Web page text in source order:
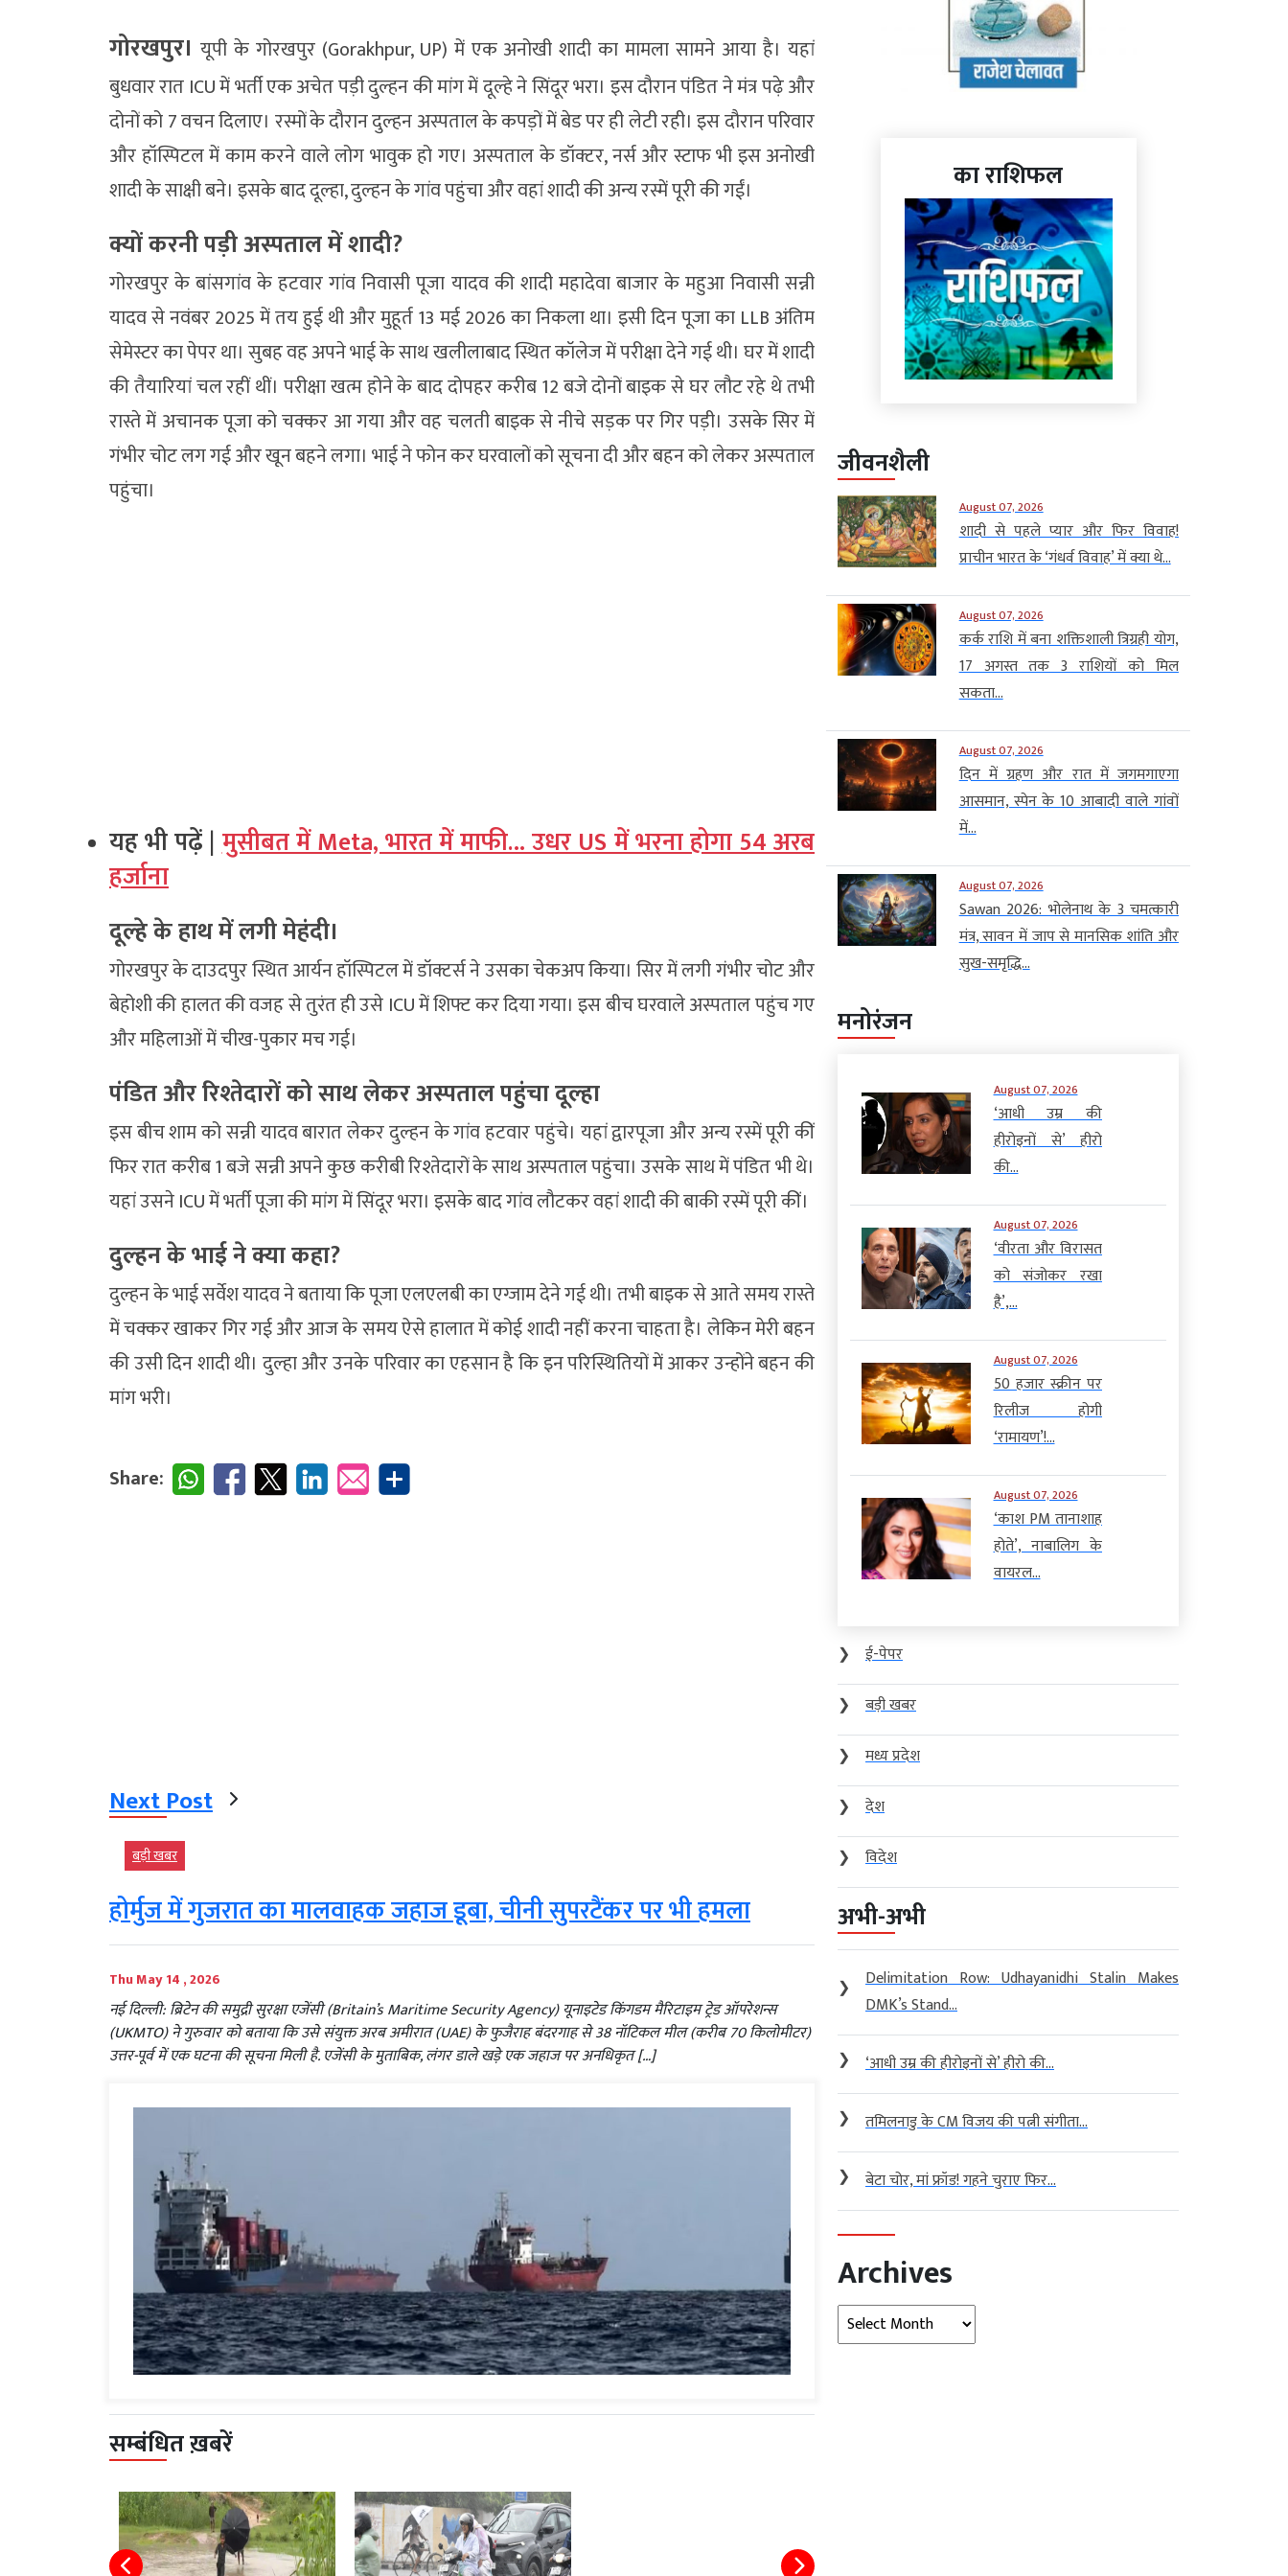
गोरखपुर। यूपी के गोरखपुर (Gorakhpur, UP) में एक अनोखी शादी का मामला सामने आया है। यहां
बुधवार रात ICU में भर्ती एक अचेत पड़ी दुल्हन की मांग में दूल्हे ने सिंदूर भरा। इस दौरान पंडित ने मंत्र पढ़े और
दोनों को 7 वचन दिलाए। रस्मों के दौरान दुल्हन अस्पताल के कपड़ों में बेड पर ही लेटी रही। इस दौरान परिवार
और हॉस्पिटल में काम करने वाले लोग भावुक हो गए। अस्पताल के डॉक्टर, नर्स और स्टाफ भी इस अनोखी
शादी के साक्षी बने। इसके बाद दूल्हा, दुल्हन के गांव पहुंचा और वहां शादी की अन्य रस्में पूरी की गईं।
क्यों करनी पड़ी अस्पताल में शादी?
गोरखपुर के बांसगांव के हटवार गांव निवासी पूजा यादव की शादी महादेवा बाजार के महुआ निवासी सन्नी
यादव से नवंबर 2025 में तय हुई थी और मुहूर्त 13 मई 2026 का निकला था। इसी दिन पूजा का LLB अंतिम
सेमेस्टर का पेपर था। सुबह वह अपने भाई के साथ खलीलाबाद स्थित कॉलेज में परीक्षा देने गई थी। घर में शादी
की तैयारियां चल रहीं थीं। परीक्षा खत्म होने के बाद दोपहर करीब 12 बजे दोनों बाइक से घर लौट रहे थे तभी
रास्ते में अचानक पूजा को चक्कर आ गया और वह चलती बाइक से नीचे सड़क पर गिर पड़ी। उसके सिर में
गंभीर चोट लग गई और खून बहने लगा। भाई ने फोन कर घरवालों को सूचना दी और बहन को लेकर अस्पताल
पहुंचा।
यह भी पढ़ें |मुसीबत में Meta, भारत में माफी… उधर US में भरना होगा 54 अरब
हर्जाना
दूल्हे के हाथ में लगी मेहंदी।
गोरखपुर के दाउदपुर स्थित आर्यन हॉस्पिटल में डॉक्टर्स ने उसका चेकअप किया। सिर में लगी गंभीर चोट और
बेहोशी की हालत की वजह से तुरंत ही उसे ICU में शिफ्ट कर दिया गया। इस बीच घरवाले अस्पताल पहुंच गए
और महिलाओं में चीख-पुकार मच गई।
पंडित और रिश्तेदारों को साथ लेकर अस्पताल पहुंचा दूल्हा
इस बीच शाम को सन्नी यादव बारात लेकर दुल्हन के गांव हटवार पहुंचे। यहां द्वारपूजा और अन्य रस्में पूरी कीं
फिर रात करीब 1 बजे सन्नी अपने कुछ करीबी रिश्तेदारों के साथ अस्पताल पहुंचा। उसके साथ में पंडित भी थे।
यहां उसने ICU में भर्ती पूजा की मांग में सिंदूर भरा। इसके बाद गांव लौटकर वहां शादी की बाकी रस्में पूरी कीं।
दुल्हन के भाई ने क्या कहा?
दुल्हन के भाई सर्वेश यादव ने बताया कि पूजा एलएलबी का एग्जाम देने गई थी। तभी बाइक से आते समय रास्ते
में चक्कर खाकर गिर गई और आज के समय ऐसे हालात में कोई शादी नहीं करना चाहता है। लेकिन मेरी बहन
की उसी दिन शादी थी। दुल्हा और उनके परिवार का एहसान है कि इन परिस्थितियों में आकर उन्होंने बहन की
मांग भरी।
Share:
Next Post
बड़ी खबर
होर्मुज में गुजरात का मालवाहक जहाज डूबा, चीनी सुपरटैंकर पर भी हमला
Thu May 14 , 2026
नई दिल्ली: ब्रिटेन की समुद्री सुरक्षा एजेंसी (Britain’s Maritime Security Agency) यूनाइटेड किंगडम मैरिटाइम ट्रेड ऑपरेशन्स
(UKMTO) ने गुरुवार को बताया कि उसे संयुक्त अरब अमीरात (UAE) के फुजैराह बंदरगाह से 38 नॉटिकल मील (करीब 70 किलोमीटर)
उत्तर-पूर्व में एक घटना की सूचना मिली है. एजेंसी के मुताबिक, लंगर डाले खड़े एक जहाज पर अनधिकृत […]
सम्बंधित ख़बरें
का राशिफल
जीवनशैली
August 07, 2026
शादी से पहले प्यार और फिर विवाह!
प्राचीन भारत के ‘गंधर्व विवाह’ में क्या थे...
August 07, 2026
कर्क राशि में बना शक्तिशाली त्रिग्रही योग,
17 अगस्त तक 3 राशियों को मिल
सकता...
August 07, 2026
दिन में ग्रहण और रात में जगमगाएगा
आसमान, स्पेन के 10 आबादी वाले गांवों
में...
August 07, 2026
Sawan 2026: भोलेनाथ के 3 चमत्कारी
मंत्र, सावन में जाप से मानसिक शांति और
सुख-समृद्धि...
मनोरंजन
August 07, 2026
‘आधी उम्र की
हीरोइनों से’ हीरो
की...
August 07, 2026
‘वीरता और विरासत
को संजोकर रखा
है’,...
August 07, 2026
50 हजार स्क्रीन पर
रिलीज होगी
‘रामायण’!...
August 07, 2026
‘काश PM तानाशाह
होते’, नाबालिग के
वायरल...
❯
ई-पेपर
❯
बड़ी खबर
❯
मध्य प्रदेश
❯
देश
❯
विदेश
अभी-अभी
❯
Delimitation Row: Udhayanidhi Stalin Makes
DMK’s Stand...
❯ ‘आधी उम्र की हीरोइनों से’ हीरो की...
❯ तमिलनाडु के CM विजय की पत्नी संगीता...
❯ बेटा चोर, मां फ्रॉड! गहने चुराए फिर...
Archives
Archives